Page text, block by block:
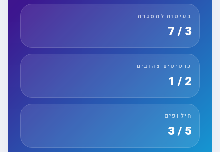
בעיטות למסגרת
3 / 7
כרטיסים צהובים
חילופים